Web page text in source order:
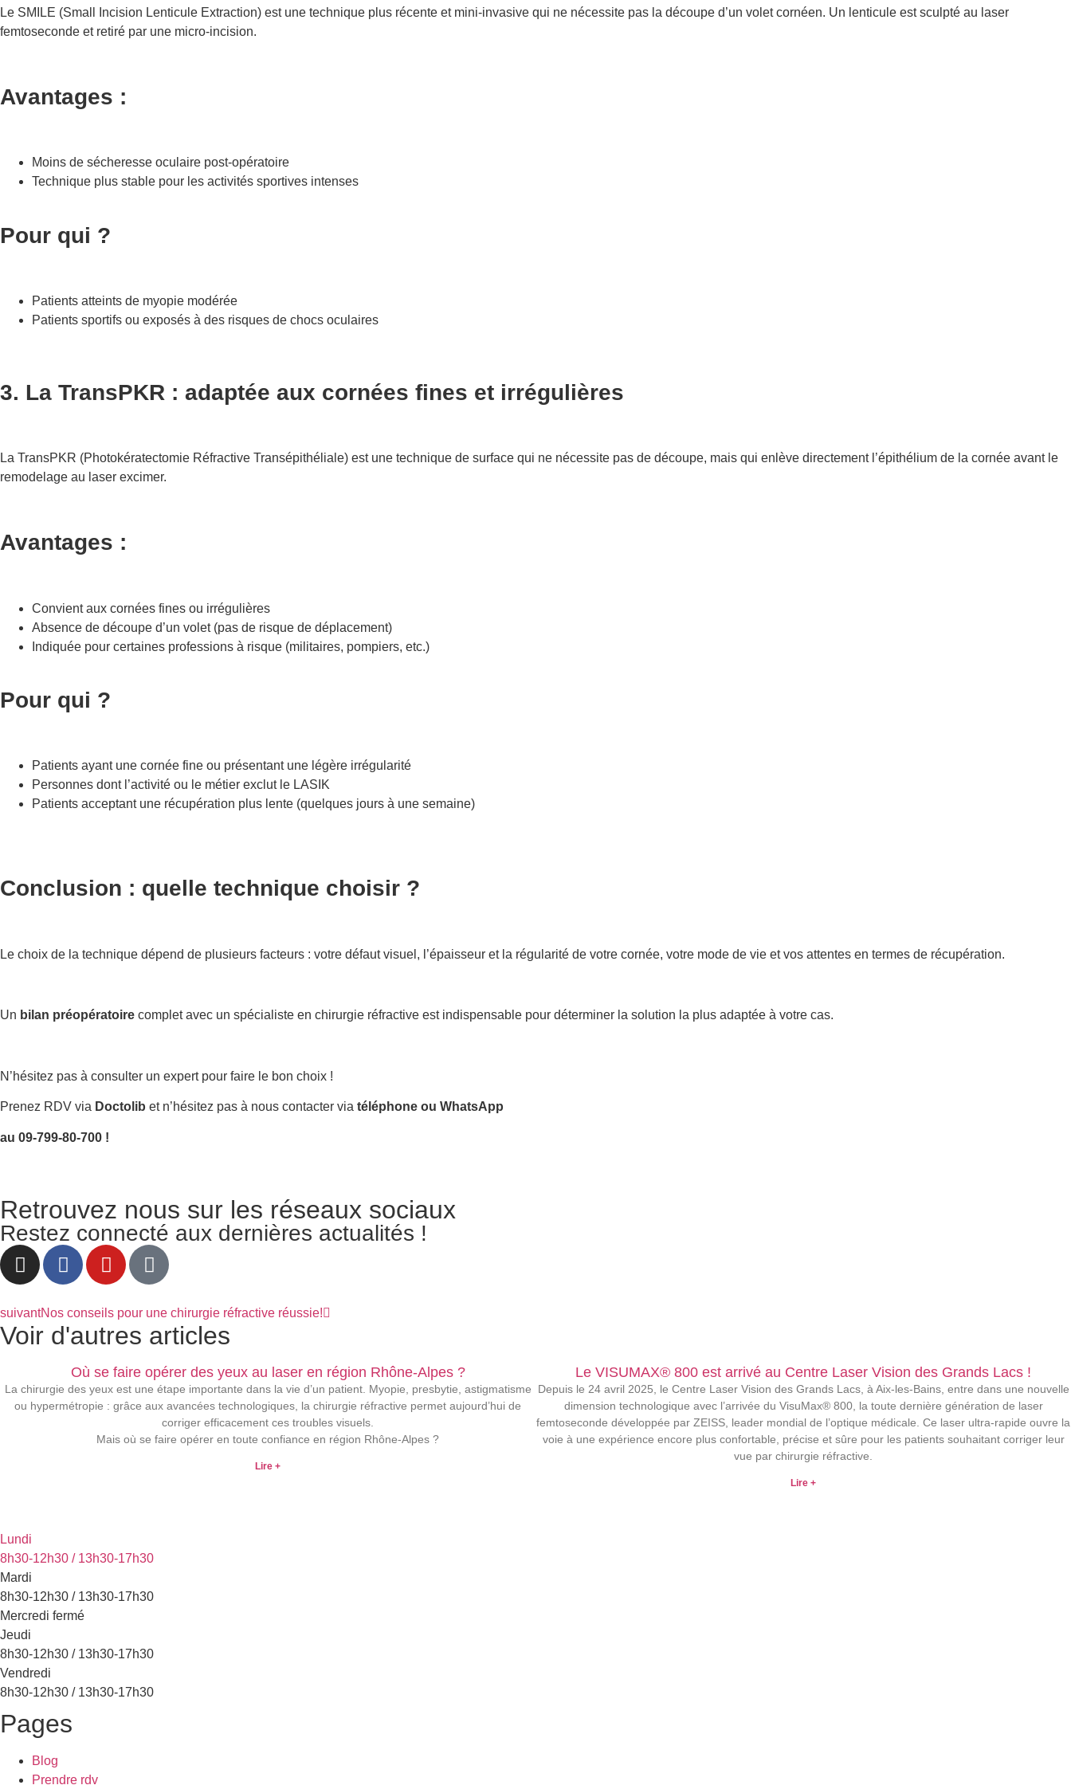
Le SMILE (Small Incision Lenticule Extraction) est une technique plus récente et mini-invasive qui ne nécessite pas la découpe d’un volet cornéen. Un lenticule est sculpté au laser
femtoseconde et retiré par une micro-incision.
Avantages :
Moins de sécheresse oculaire post-opératoire
Technique plus stable pour les activités sportives intenses
Pour qui ?
Patients atteints de myopie modérée
Patients sportifs ou exposés à des risques de chocs oculaires
3. La TransPKR : adaptée aux cornées fines et irrégulières
La TransPKR (Photokératectomie Réfractive Transépithéliale) est une technique de surface qui ne nécessite pas de découpe, mais qui enlève directement l’épithélium de la cornée avant le
remodelage au laser excimer.
Avantages :
Convient aux cornées fines ou irrégulières
Absence de découpe d’un volet (pas de risque de déplacement)
Indiquée pour certaines professions à risque (militaires, pompiers, etc.)
Pour qui ?
Patients ayant une cornée fine ou présentant une légère irrégularité
Personnes dont l’activité ou le métier exclut le LASIK
Patients acceptant une récupération plus lente (quelques jours à une semaine)
Conclusion : quelle technique choisir ?
Le choix de la technique dépend de plusieurs facteurs : votre défaut visuel, l’épaisseur et la régularité de votre cornée, votre mode de vie et vos attentes en termes de récupération.
Un bilan préopératoire complet avec un spécialiste en chirurgie réfractive est indispensable pour déterminer la solution la plus adaptée à votre cas.
N’hésitez pas à consulter un expert pour faire le bon choix !
Prenez RDV via Doctolib et n’hésitez pas à nous contacter via téléphone ou WhatsApp
au 09-799-80-700 !
Retrouvez nous sur les réseaux sociaux
Restez connecté aux dernières actualités !
suivantNos conseils pour une chirurgie réfractive réussie!
Voir d'autres articles
Où se faire opérer des yeux au laser en région Rhône-Alpes ?
La chirurgie des yeux est une étape importante dans la vie d’un patient. Myopie, presbytie, astigmatisme
ou hypermétropie : grâce aux avancées technologiques, la chirurgie réfractive permet aujourd’hui de
corriger efficacement ces troubles visuels.
Mais où se faire opérer en toute confiance en région Rhône-Alpes ?
Lire +
Le VISUMAX® 800 est arrivé au Centre Laser Vision des Grands Lacs !
Depuis le 24 avril 2025, le Centre Laser Vision des Grands Lacs, à Aix-les-Bains, entre dans une nouvelle
dimension technologique avec l’arrivée du VisuMax® 800, la toute dernière génération de laser
femtoseconde développée par ZEISS, leader mondial de l’optique médicale. Ce laser ultra-rapide ouvre la
voie à une expérience encore plus confortable, précise et sûre pour les patients souhaitant corriger leur
vue par chirurgie réfractive.
Lire +
Lundi
8h30-12h30 / 13h30-17h30
Mardi
8h30-12h30 / 13h30-17h30
Mercredi fermé
Jeudi
8h30-12h30 / 13h30-17h30
Vendredi
8h30-12h30 / 13h30-17h30
Pages
Blog
Prendre rdv